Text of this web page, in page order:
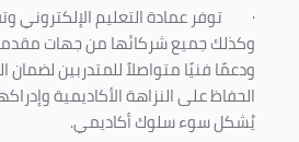
· توفر عمادة التعليم الإلكتروني
وكذلك جميع شركائها من جهات مقدمة
ودعمًا فنيًا متواصلاً للمتدربين لضمان
الحفاظ على النزاهة الأكاديمية
يُشكل سوء سلوك أكاديمي.